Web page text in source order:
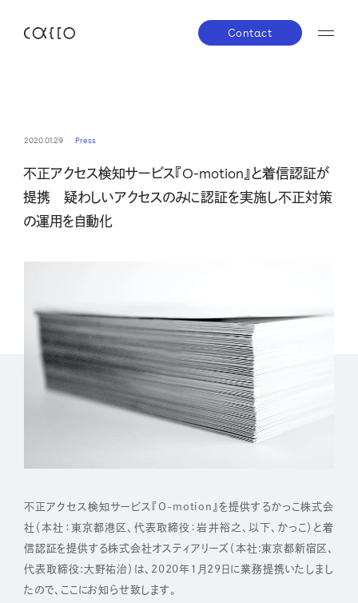
About us
Service
Career
経営方針
IRライブラリー
株式について
IRスケジュール
株主・投資家の皆さまへ 経営方針 業績ハイ
IRライブラリー 株式について IRスケジ
Contact
2020.01.29 Press
不正アクセス検知サービス『O-motion』と着信認証が
提携 疑わしいアクセスのみに認証を実施し不正対策
の運用を自動化
不正アクセス検知サービス『O-motion』を提供するかっこ株式会
社（本社：東京都港区、代表取締役：岩井裕之、以下、かっこ）と着
信認証を提供する株式会社オスティアリーズ（本社:東京都新宿区、
代表取締役:大野祐治）は、2020年1月29日に業務提携いたしまし
たので、ここにお知らせ致します。